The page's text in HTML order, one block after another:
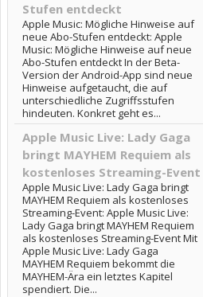
Stufen entdeckt
Apple Music: Mögliche Hinweise auf
neue Abo-Stufen entdeckt: Apple
Music: Mögliche Hinweise auf neue
Abo-Stufen entdeckt In der Beta-
Version der Android-App sind neue
Hinweise aufgetaucht, die auf
unterschiedliche Zugriffsstufen
hindeuten. Konkret geht es...
Apple Music Live: Lady Gaga
bringt MAYHEM Requiem als
kostenloses Streaming-Event
Apple Music Live: Lady Gaga bringt
MAYHEM Requiem als kostenloses
Streaming-Event: Apple Music Live:
Lady Gaga bringt MAYHEM Requiem
als kostenloses Streaming-Event Mit
Apple Music Live: Lady Gaga
MAYHEM Requiem bekommt die
MAYHEM-Ära ein letztes Kapitel
spendiert. Die...